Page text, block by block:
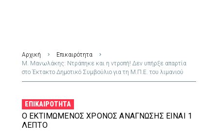
Αρχική
Επικαιρότητα
Μ. Μανωλάκης: Ντράπηκε και η ντροπή! Δεν υπήρξε απαρτία
στο Έκτακτο Δημοτικό Συμβούλιο για τη Μ.Π.Ε. του λιμανιού
ΕΠΙΚΑΙΡΌΤΗΤΑ
Ο ΕΚΤΙΜΏΜΕΝΟΣ ΧΡΌΝΟΣ ΑΝΆΓΝΩΣΗΣ ΕΊΝΑΙ 1
ΛΕΠΤΌ